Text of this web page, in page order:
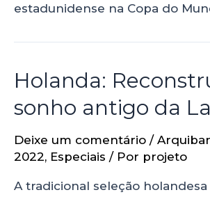
estadunidense na Copa do
Holanda:
sonho antigo da
Deixe um comentário /
2022, Especiais / Por projeto
A tradicional seleção